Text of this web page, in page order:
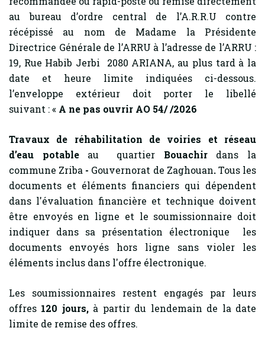
au bureau d’ordre central de l’A.R.R.U contre
récépissé au nom de Madame la Présidente
Directrice Générale de l’ARRU à l’adresse de l’ARRU :
19, Rue Habib Jerbi 2080 ARIANA, au plus tard à la
date et heure limite indiquées ci-dessous.
l’enveloppe extérieur doit porter le libellé
suivant : « A ne pas ouvrir AO 54/ /2026
Travaux de réhabilitation de voiries et réseau
d’eau potable au quartierBouachir dans la
commune Zriba - Gouvernorat de Zaghouan.Tous les
documents et éléments financiers qui dépendent
dans l'évaluation financière et technique doivent
être envoyés en ligne et le soumissionnaire doit
indiquer dans sa présentation électronique les
documents envoyés hors ligne sans violer les
éléments inclus dans l'offre électronique.
Les soumissionnaires restent engagés par leurs
offres 120 jours,à partir du lendemain de la date
limite de remise des offres.